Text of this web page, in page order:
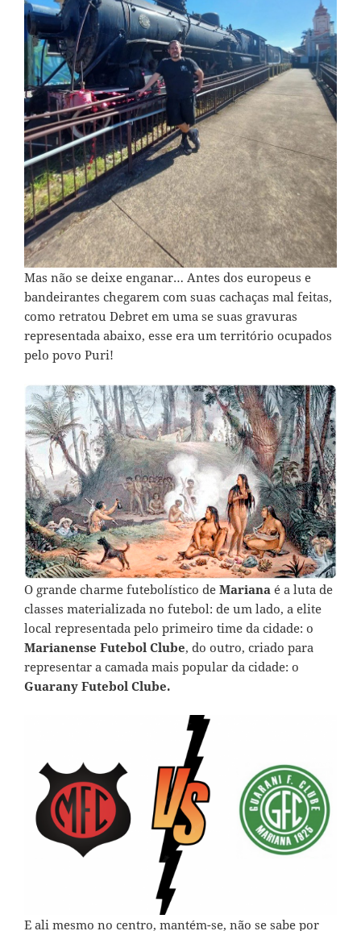
Mas não se deixe enganar… Antes dos europeus e
bandeirantes chegarem com suas cachaças mal feitas,
como retratou Debret em uma se suas gravuras
representada abaixo, esse era um território ocupados
pelo povo Puri!
O grande charme futebolístico de Mariana é a luta de
classes materializada no futebol: de um lado, a elite
local representada pelo primeiro time da cidade: o
Marianense Futebol Clube, do outro, criado para
representar a camada mais popular da cidade: o
Guarany Futebol Clube.
E ali mesmo no centro, mantém-se, não se sabe por